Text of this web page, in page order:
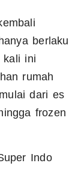
berlaku
kali ini
rumah
dari es
frozen
Indo